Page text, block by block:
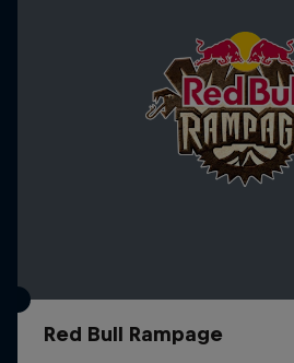
Red Bull Rampage